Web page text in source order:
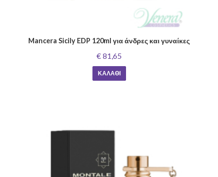
Mancera Sicily EDP 120ml για άνδρες και γυναίκες
€ 81,65
ΚΑΛΆΘΙ